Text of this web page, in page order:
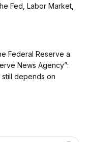
Fed, Labor Market,
Federal Reserve a
News Agency”:
depends on